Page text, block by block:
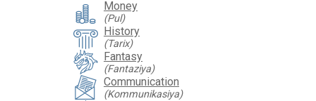
Money
(Pul)
History
(Tarix)
Fantasy
(Fantaziya)
Communication
(Kommunikasiya)